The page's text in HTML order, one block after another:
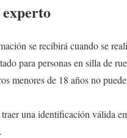
se recibirá cuando se
para personas en silla de
menores de 18 años no
traer una identificación válida